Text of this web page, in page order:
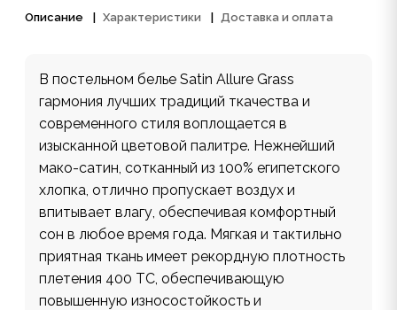
Описание Характеристики Доставка и оплата
В постельном белье Satin Allure Grass
гармония лучших традиций ткачества и
современного стиля воплощается в
изысканной цветовой палитре. Нежнейший
мако-сатин, сотканный из 100% египетского
хлопка, отлично пропускает воздух и
впитывает влагу, обеспечивая комфортный
сон в любое время года. Мягкая и тактильно
приятная ткань имеет рекордную плотность
плетения 400 ТС, обеспечивающую
повышенную износостойкость и